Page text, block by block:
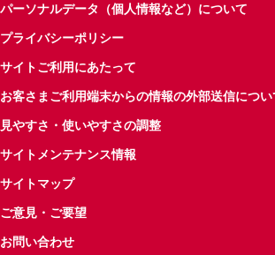
パーソナルデータ（個人情報など）について
プライバシーポリシー
サイトご利用にあたって
お客さまご利用端末からの情報の外部送信につい
見やすさ・使いやすさの調整
サイトメンテナンス情報
サイトマップ
ご意見・ご要望
お問い合わせ